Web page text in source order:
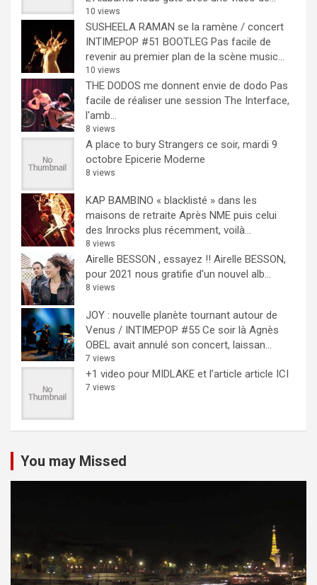
10 views
SUSHEELA RAMAN se la ramène / concert
INTIMEPOP #51 BOOTLEG Pas facile de
revenir au premier plan de la scène music...
10 views
THE DODOS me donnent envie de dodo Pas
facile de réaliser une session The Interface,
l'amb...
8 views
A place to bury Strangers ce soir, mardi 9
octobre Epicerie Moderne
8 views
KAP BAMBINO « blacklisté » dans les
maisons de retraite Après NME puis celui
des Inrocks plus récemment, voilà...
8 views
Airelle BESSON , essayez !! Airelle BESSON,
pour 2021 nous gratifie d'un nouvel alb...
8 views
JOY : nouvelle planète tournant autour de
Venus / INTIMEPOP #55 Ce soir là Agnès
OBEL avait annulé son concert, laissan...
7 views
+1 video pour MIDLAKE et l’article article ICI
7 views
You may Missed